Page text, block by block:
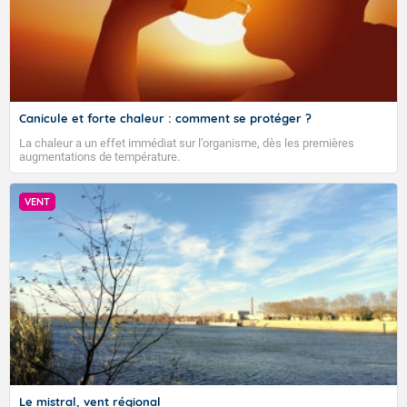
VIGILANCE ROUGE
Accéder au site de Météo-France
Canicule et forte chaleur : comment se protéger ?
La chaleur a un effet immédiat sur l’organisme, dès les premières
augmentations de température.
VENT
Le mistral, vent régional